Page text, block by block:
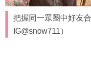
把握同一眾圈中好友
IG@snow711）